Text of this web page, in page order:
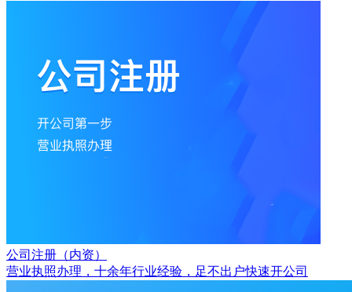
公司注册（内资）
营业执照办理，十余年行业经验，足不出户快速开公司